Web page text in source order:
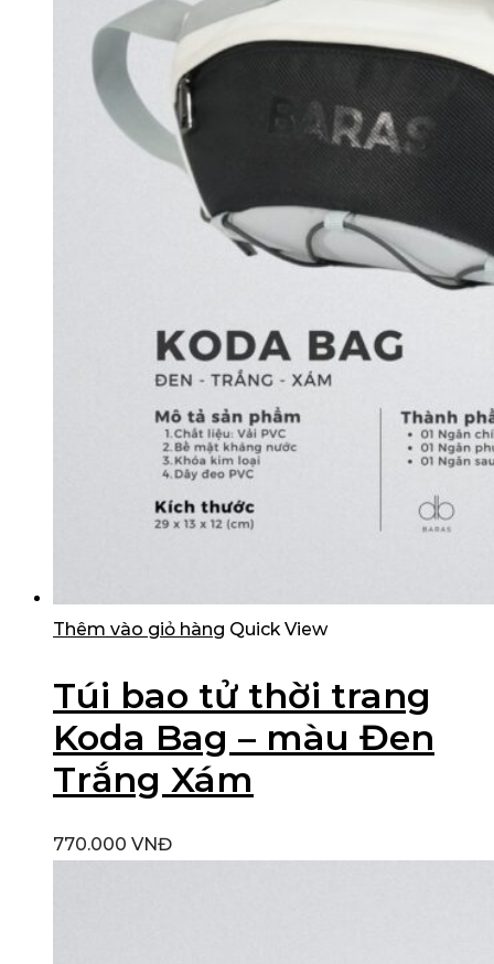
Thêm vào giỏ hàng Quick View
Túi bao tử thời trang
Koda Bag – màu Đen
Trắng Xám
770.000 VNĐ